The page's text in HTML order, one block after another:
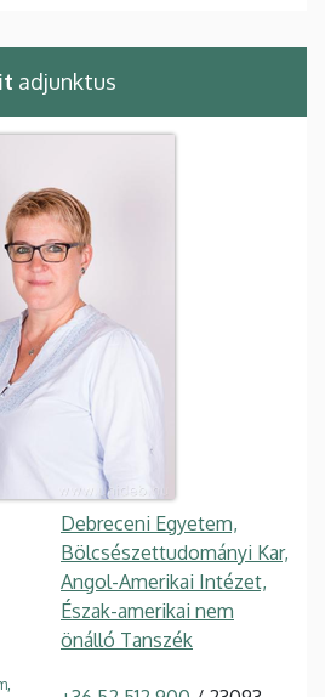
adjunktus
Debreceni Egyetem,
Bölcsészettudományi Kar,
Angol-Amerikai Intézet,
Észak-amerikai nem
önálló Tanszék